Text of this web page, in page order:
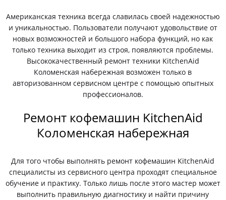
Американская техника всегда славилась своей надежностью
и уникальностью. Пользователи получают удовольствие от
новых возможностей и большого набора функций, но как
только техника выходит из строя, появляются проблемы.
Высококачественный ремонт техники KitchenAid
Коломенская набережная возможен только в
авторизованном сервисном центре с помощью опытных
профессионалов.
Ремонт кофемашин KitchenAid
Коломенская набережная
Для того чтобы выполнять ремонт кофемашин KitchenAid
специалисты из сервисного центра проходят специальное
обучение и практику. Только лишь после этого мастер может
выполнить правильную диагностику и найти причину